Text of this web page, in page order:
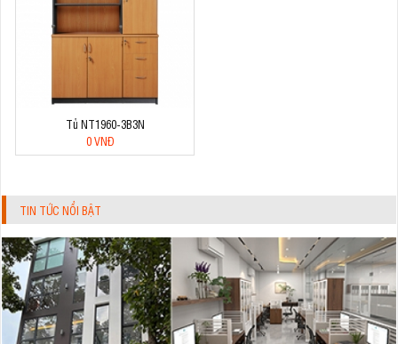
Tủ NT1960-3B3N
0 VNĐ
TIN TỨC NỔI BẬT